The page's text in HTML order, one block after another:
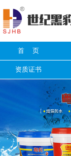
首 页
资质证书
信息搜索